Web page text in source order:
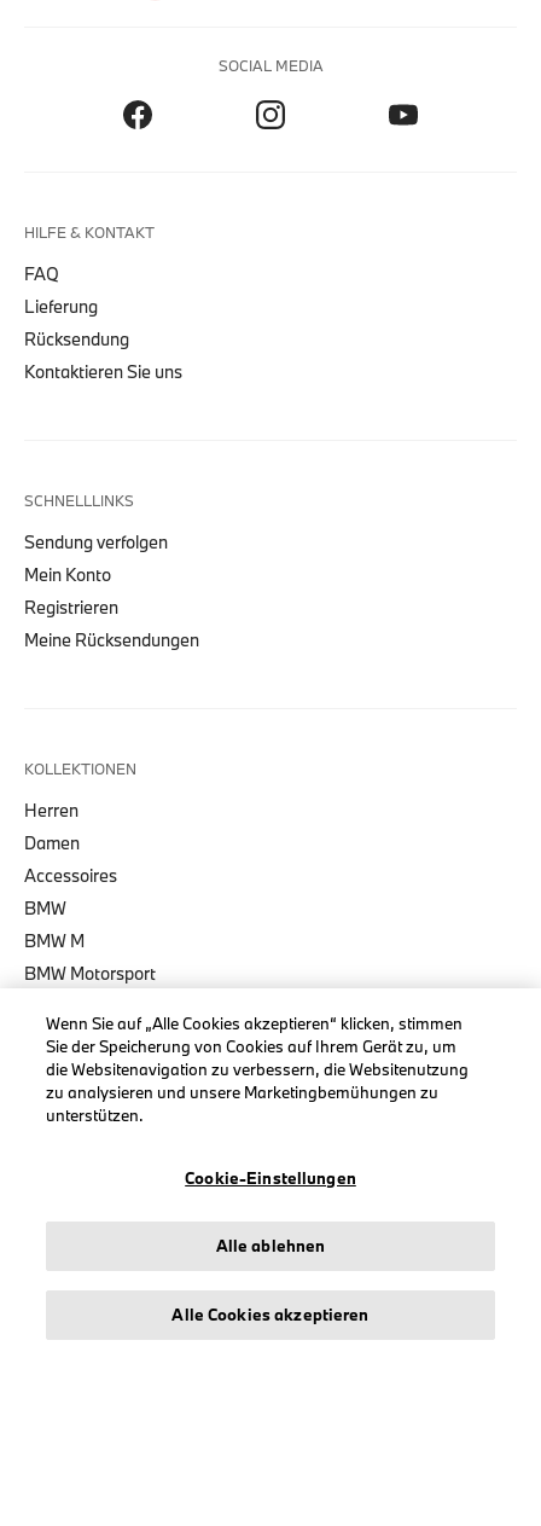
SOCIAL MEDIA
HILFE & KONTAKT
FAQ
Lieferung
Rücksendung
Kontaktieren Sie uns
SCHNELLLINKS
Sendung verfolgen
Mein Konto
Registrieren
Meine Rücksendungen
KOLLEKTIONEN
Herren
Damen
Accessoires
BMW
BMW M
BMW Motorsport
INFORMATIONEN
Geschäftsbedingungen
Erklärung zur Barrierefreiheit
Wenn Sie auf „Alle Cookies akzeptieren“ klicken, stimmen
Sie der Speicherung von Cookies auf Ihrem Gerät zu, um
die Websitenavigation zu verbessern, die Websitenutzung
zu analysieren und unsere Marketingbemühungen zu
unterstützen.
Cookie-Einstellungen
Alle ablehnen
Alle Cookies akzeptieren